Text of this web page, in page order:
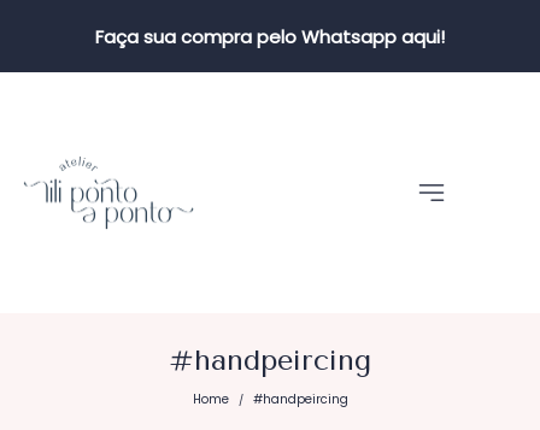
Faça sua compra pelo Whatsapp aqui!
#handpeircing
Home / #handpeircing